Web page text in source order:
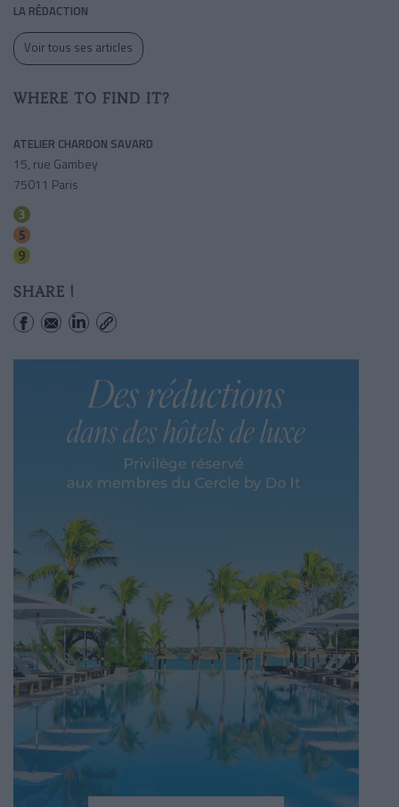
LA RÉDACTION
Voir tous ses articles
WHERE TO FIND IT?
ATELIER CHARDON SAVARD
15, rue Gambey
75011 Paris
SHARE !